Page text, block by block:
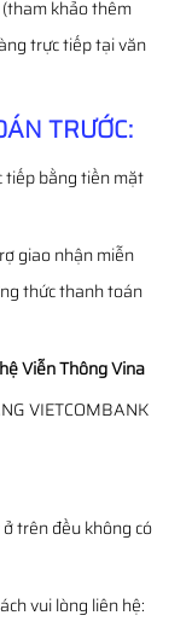
khảo thêm
trực tiếp tại văn
TRƯỚC:
tiếp bằng tiền mặt
giao nhận miễn
thức thanh toán
Viễn Thông Vina
VIETCOMBANK
trên đều không có
vui lòng liên hệ: